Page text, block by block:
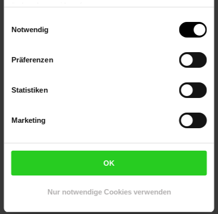
ändern bzw. widerrufen.
Notwendig
Präferenzen
Statistiken
Marketing
OK
Nur notwendige Cookies verwenden
Prime Video / Netlfix / Youtube / Twitch / DAZN uvm.
Sleep Timer
HDMI CEC
Elektronischer Programmführer (EPG)